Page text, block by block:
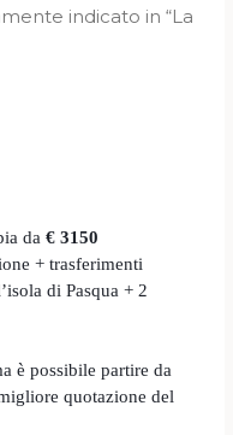
indicato in “La
da€ 3150
+ trasferimenti
di Pasqua + 2
è possibile partire da
quotazione del